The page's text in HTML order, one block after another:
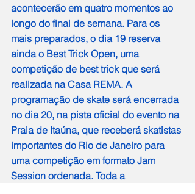
acontecerão em quatro momentos ao
longo do final de semana. Para os
mais preparados, o dia 19 reserva
ainda o Best Trick Open, uma
competição de best trick que será
realizada na Casa REMA. A
programação de skate será encerrada
no dia 20, na pista oficial do evento na
Praia de Itaúna, que receberá skatistas
importantes do Rio de Janeiro para
uma competição em formato Jam
Session ordenada. Toda a